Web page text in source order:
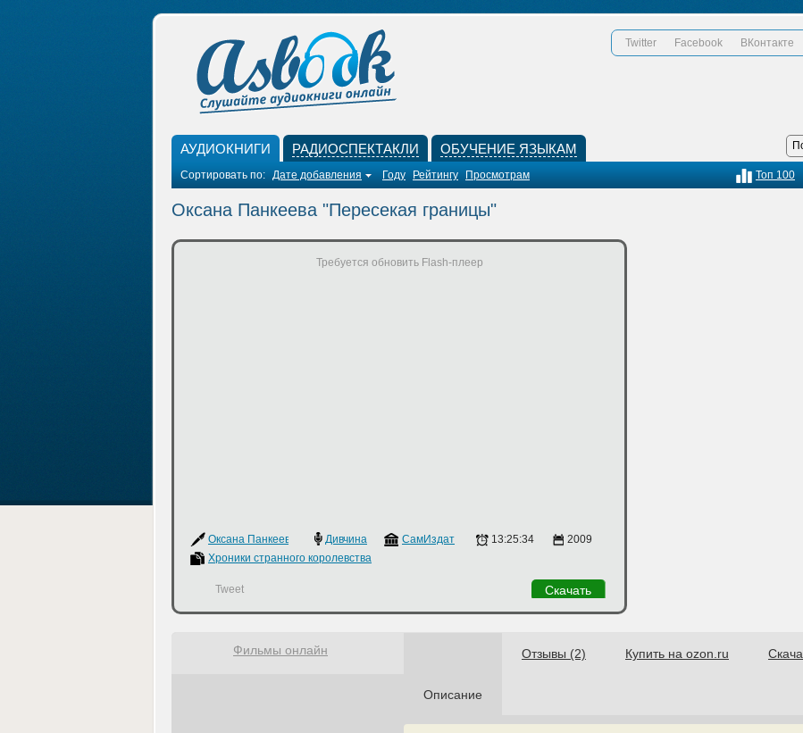
Twitter Facebook ВКонтакте
АУДИОКНИГИ РАДИОСПЕКТАКЛИ ОБУЧЕНИЕ ЯЗЫКАМ
Сортировать по: Дате добавления Году Рейтингу Просмотрам Топ 100
Оксана Панкеева "Пересекая границы"
Требуется обновить Flash-плеер
Оксана Панкеева Дивчина СамИздат 13:25:34
2009
Хроники странного королевства
Tweet Скачать
Описание
Отзывы (2) Купить на ozon.ru
Фильмы онлайн